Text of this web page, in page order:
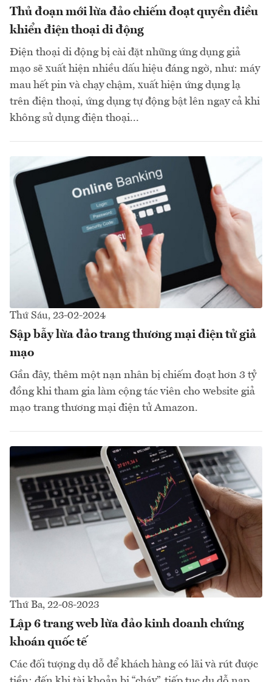
Thủ đoạn mới lừa đảo chiếm đoạt quyền điều
khiển điện thoại di động
Điện thoại di động bị cài đặt những ứng dụng giả
mạo sẽ xuất hiện nhiều dấu hiệu đáng ngờ, như: máy
mau hết pin và chạy chậm, xuất hiện ứng dụng lạ
trên điện thoại, ứng dụng tự động bật lên ngay cả khi
không sử dụng điện thoại...
Thứ Sáu, 23-02-2024
Sập bẫy lừa đảo trang thương mại điện tử giả
mạo
Gần đây, thêm một nạn nhân bị chiếm đoạt hơn 3 tỷ
đồng khi tham gia làm cộng tác viên cho website giả
mạo trang thương mại điện tử Amazon.
Thứ Ba, 22-08-2023
Lập 6 trang web lừa đảo kinh doanh chứng
khoán quốc tế
Các đối tượng dụ dỗ để khách hàng có lãi và rút được